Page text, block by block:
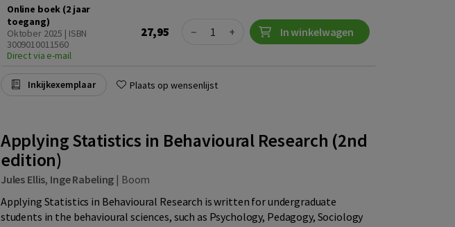
Online boek (2 jaar
toegang)
Oktober 2025 | ISBN
3009010011560
Direct via e-mail
27,95 Quantity
− + In winkelwagen
Inkijkexemplaar Plaats op wensenlijst
Applying Statistics in Behavioural Research (2nd
edition)
Jules Ellis, Inge Rabeling | Boom
Applying Statistics in Behavioural Research is written for undergraduate
students in the behavioural sciences, such as Psychology, Pedagogy, Sociology